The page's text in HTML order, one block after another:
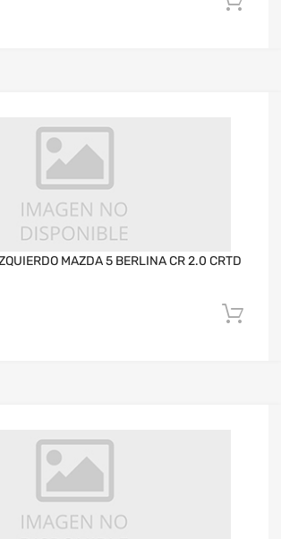
MAZDA 5 BERLINA CR 2.0 CRTD